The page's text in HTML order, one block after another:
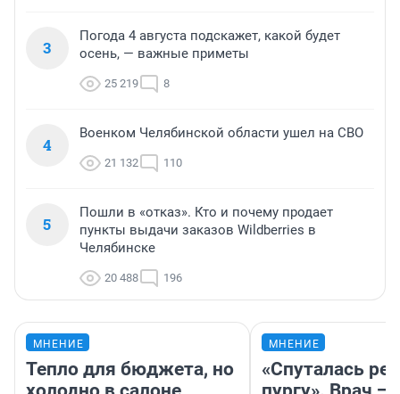
3
Погода 4 августа подскажет, какой будет
осень, — важные приметы
25 219 8
4
Военком Челябинской области ушел на СВО
21 132 110
5
Пошли в «отказ». Кто и почему продает
пункты выдачи заказов Wildberries в
Челябинске
20 488 196
МНЕНИЕ
Тепло для бюджета, но
МНЕНИЕ
«Спуталась